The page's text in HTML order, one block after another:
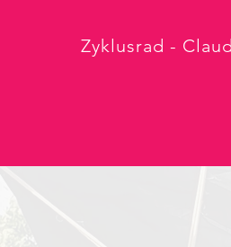
Zyklusrad -